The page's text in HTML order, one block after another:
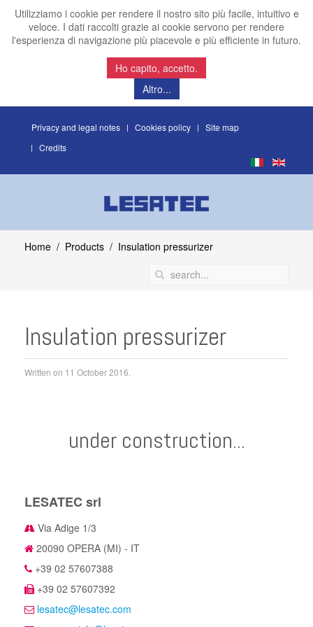
Utilizziamo i cookie per rendere il nostro sito più facile, intuitivo e
veloce. I dati raccolti grazie ai cookie servono per rendere
l'esperienza di navigazione più piacevole e più efficiente in futuro.
Ho capito, accetto.
Altro...
Privacy and legal notes Cookies policy
Site map
Credits
Home Products Insulation pressurizer
Insulation pressurizer
Written on 11 October 2016
under construction...
LESATEC srl
Via Adige 1/3
20090 OPERA (MI) - IT
+39 02 57607388
+39 02 57607392
lesatec@lesatec.com